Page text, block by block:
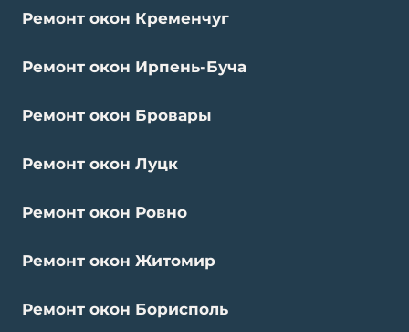
Ремонт окон Кременчуг
Ремонт окон Ирпень-Буча
Ремонт окон Бровары
Ремонт окон Луцк
Ремонт окон Ровно
Ремонт окон Житомир
Ремонт окон Борисполь